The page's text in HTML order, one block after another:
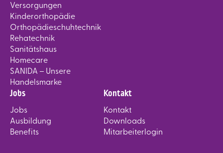
Versorgungen
Kinderorthopädie
Orthopädieschuhtechnik
Rehatechnik
Sanitätshaus
Homecare
SANIDA – Unsere
Handelsmarke
Jobs
Jobs
Ausbildung
Benefits
Kontakt
Kontakt
Downloads
Mitarbeiterlogin